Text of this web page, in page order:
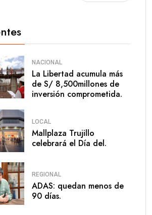
NACIONAL
La Libertad acumula más
de S/ 8,500millones de
inversión comprometida.
LOCAL
Mallplaza Trujillo
celebrará el Día del.
REGIONAL
ADAS: quedan menos de
90 días.